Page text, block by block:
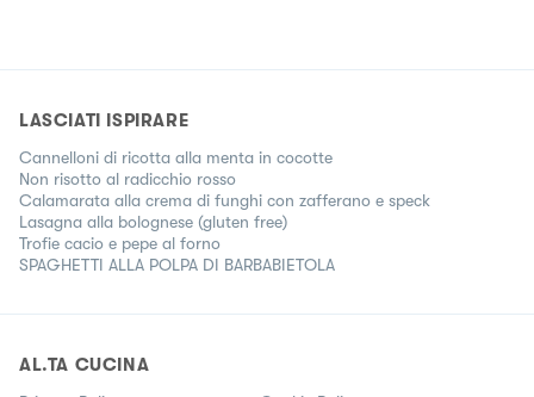
LASCIATI ISPIRARE
Cannelloni di ricotta alla menta in cocotte
Non risotto al radicchio rosso
Calamarata alla crema di funghi con zafferano e speck
Lasagna alla bolognese (gluten free)
Trofie cacio e pepe al forno
SPAGHETTI ALLA POLPA DI BARBABIETOLA
AL.TA CUCINA